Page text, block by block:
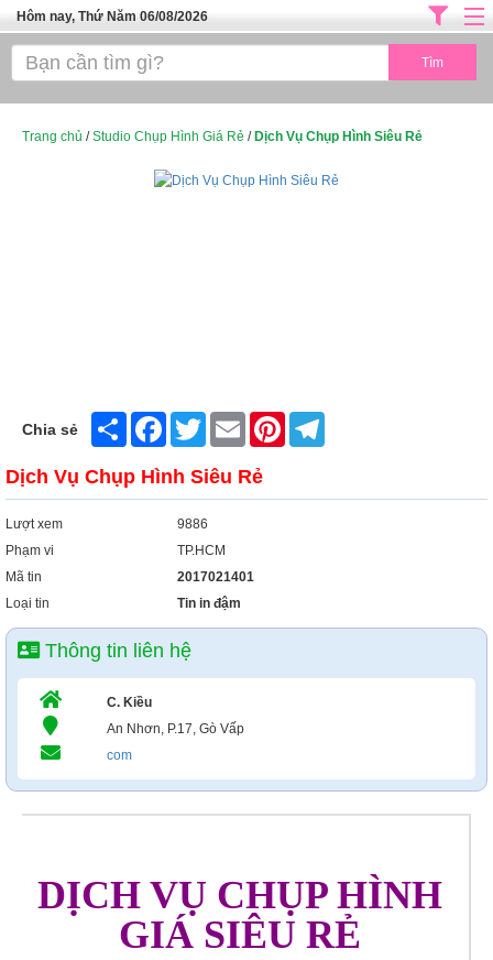
Hôm nay, Thứ Năm 06/08/2026
Trang chủ
SPA TPHCM
Trang chủ /Studio Chụp Hình Giá Rẻ / Dịch Vụ Chụp Hình Siêu Rẻ
Chia sẻ Share FacebookTwitter Email Pinterest
Dịch Vụ Chụp Hình Siêu Rẻ
Lượt xem
9886
Phạm vi
TP.HCM
Mã tin
2017021401
Loại tin
Tin in đậm
Thông tin liên hệ
C. Kiều
An Nhơn, P.17, Gò Vấp
com
DỊCH VỤ CHỤP HÌNH
GIÁ SIÊU RẺ